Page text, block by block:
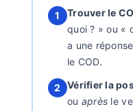
1 Trouver le
quoi ? » ou «
a une
le COD.
2 Vérifier la
ou après le